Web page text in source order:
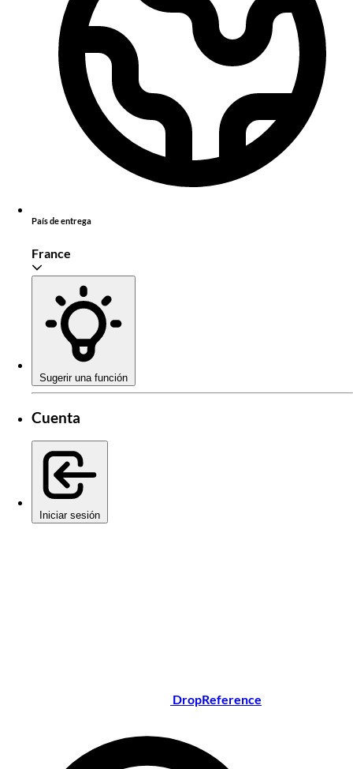
País de entrega
France
Sugerir una función
Cuenta
Iniciar sesión
DropReference